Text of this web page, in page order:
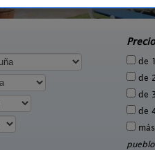
de
de
de
de